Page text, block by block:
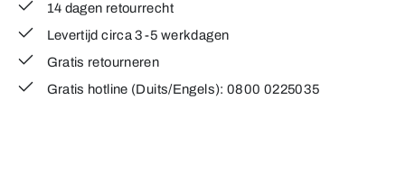
14 dagen retourrecht
Levertijd circa 3-5 werkdagen
Gratis retourneren
Gratis hotline (Duits/Engels): 0800 0225035